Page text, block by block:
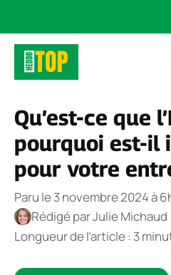
Aller
contenu
Qu’est-ce que
pourquoi est-il
pour votre
Paru le 3 novembre 2024 à
Rédigé parJulie Michaud
Longueur de l’article : 3